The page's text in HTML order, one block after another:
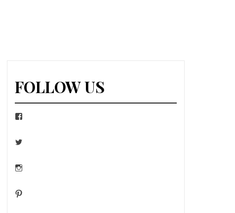
FOLLOW US
Facebook
Twitter
Instagram
Pinterest